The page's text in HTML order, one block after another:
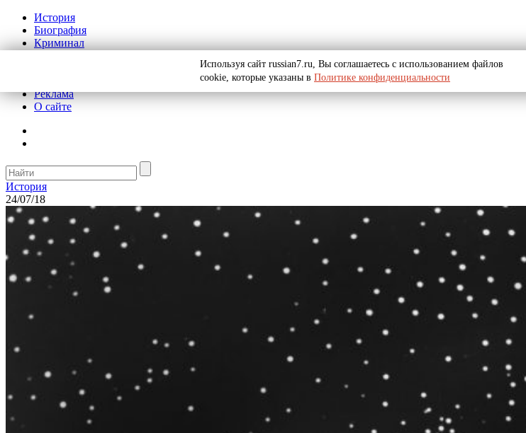
История
Биография
Криминал
Реклама
О сайте
История
24/07/18
Используя сайт russian7.ru, Вы соглашаетесь с использованием файлов
cookie, которые указаны в Политике конфиденциальности